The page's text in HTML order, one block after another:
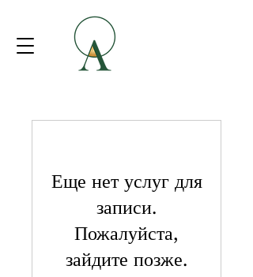
Еще нет услуг для
записи.
Пожалуйста,
зайдите позже.